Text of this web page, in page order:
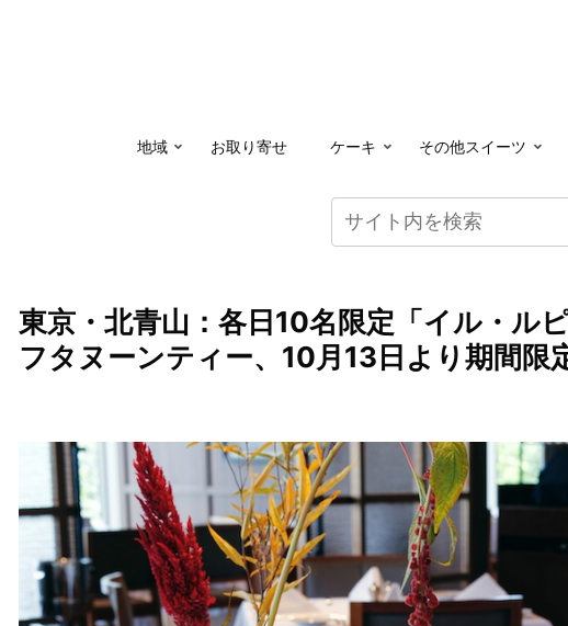
地域 お取り寄せ ケーキ その他スイーツ
東京・北青山：各日10名限定「イル・ル
フタヌーンティー、10月13日より期間限